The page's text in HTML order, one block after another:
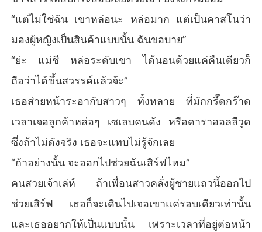
“แต่ไม่ใช่ฉัน เขาหล่อนะ หล่อมาก แต่เป็นคาสโนว่า
มองผู้หญิงเป็นสินค้าแบบนั้น ฉันขอบาย”
“ย่ะ แม่ชี หล่อระดับเขา ได้นอนด้วยแค่คืนเดียวก็
ถือว่าได้ขึ้นสวรรค์แล้วจ้ะ”
เธอส่ายหน้าระอากับสาวๆ ทั้งหลาย ที่มักกรี๊ดกร๊าด
เวลาเจอลูกค้าหล่อๆ เซเลบคนดัง หรือดาราฮอลลีวูด
ซึ่งถ้าไม่ดังจริง เธอจะแทบไม่รู้จักเลย
“ถ้าอย่างนั้น จะออกไปช่วยฉันเสิร์ฟไหม”
คนสวยเจ้าเล่ห์ ถ้าเพื่อนสาวคลั่งผู้ชายแถวนี้ออกไป
ช่วยเสิร์ฟ เธอก็จะเดินไปเจอเขาแค่รอบเดียวเท่านั้น
และเธออยากให้เป็นแบบนั้น เพราะเวลาที่อยู่ต่อหน้า